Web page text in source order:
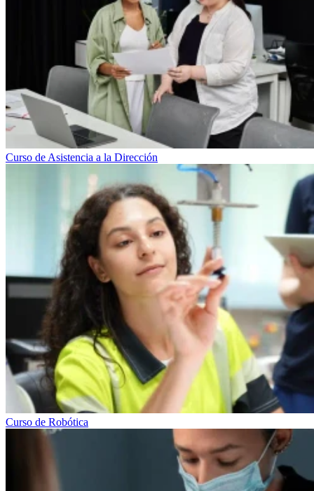
Curso de Asistencia a la Dirección
Curso de Robótica